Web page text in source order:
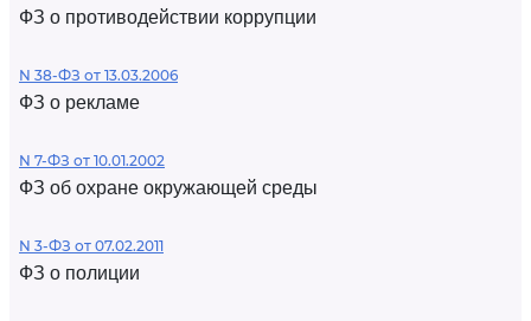
ФЗ о противодействии коррупции
N 38-ФЗ от 13.03.2006
ФЗ о рекламе
N 7-ФЗ от 10.01.2002
ФЗ об охране окружающей среды
N 3-ФЗ от 07.02.2011
ФЗ о полиции